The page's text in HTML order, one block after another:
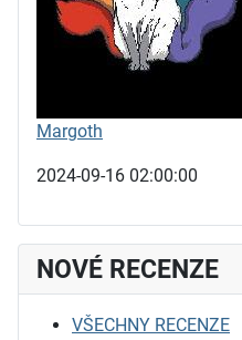
Margoth
2024-09-16 02:00:00
NOVÉ RECENZE
VŠECHNY RECENZE